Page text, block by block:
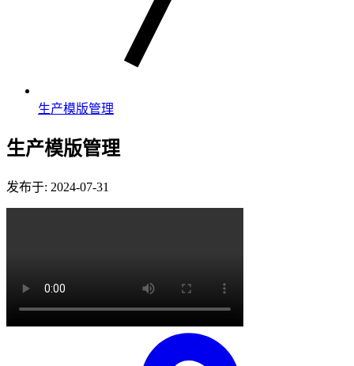
生产模版管理
生产模版管理
发布于: 2024-07-31